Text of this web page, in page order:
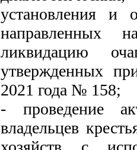
установления и
направленных
ликвидацию
утвержденных
2021 года № 158;
- проведение
владельцев